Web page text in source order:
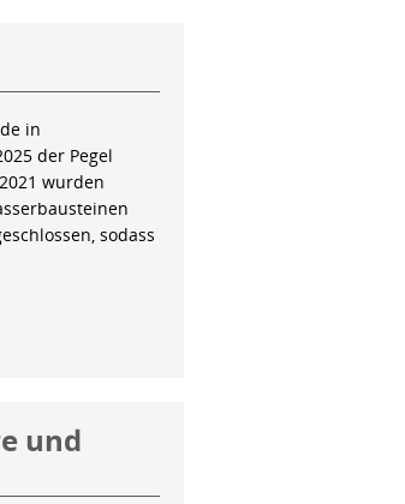
in
der Pegel
wurden
sodass
und